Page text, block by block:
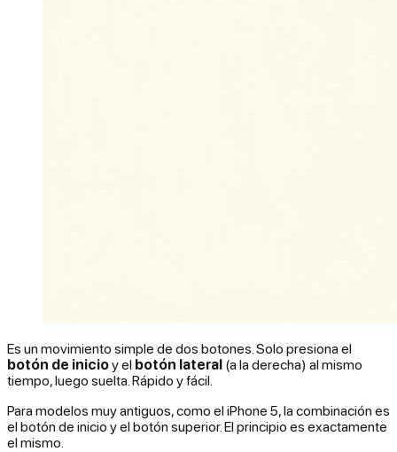
Es un movimiento simple de dos botones. Solo presiona el
botón de inicioy el botón lateral (a la derecha) al mismo
tiempo, luego suelta. Rápido y fácil.
Para modelos muy antiguos, como el iPhone 5, la combinación es
el botón de inicio y el botón superior. El principio es exactamente
el mismo.